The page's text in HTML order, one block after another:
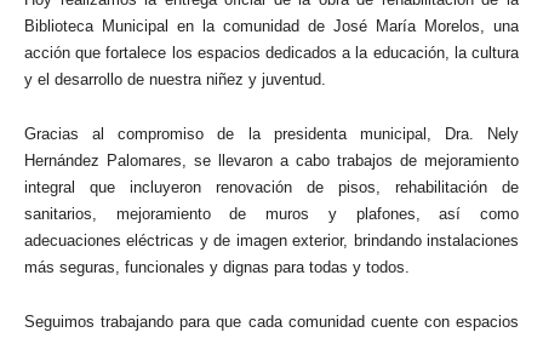
Biblioteca Municipal en la comunidad de José María Morelos, una
acción que fortalece los espacios dedicados a la educación, la cultura
y el desarrollo de nuestra niñez y juventud.
Gracias al compromiso de la presidenta municipal, Dra. Nely
Hernández Palomares, se llevaron a cabo trabajos de mejoramiento
integral que incluyeron renovación de pisos, rehabilitación de
sanitarios, mejoramiento de muros y plafones, así como
adecuaciones eléctricas y de imagen exterior, brindando instalaciones
más seguras, funcionales y dignas para todas y todos.
Seguimos trabajando para que cada comunidad cuente con espacios